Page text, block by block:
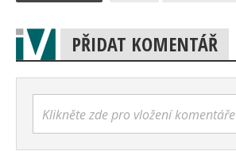
PŘIDAT KOMENTÁŘ
Klikněte zde pro vložení komentáře